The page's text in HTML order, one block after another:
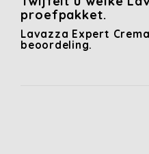
proefpakket.
Lavazza Expert
beoordeling.